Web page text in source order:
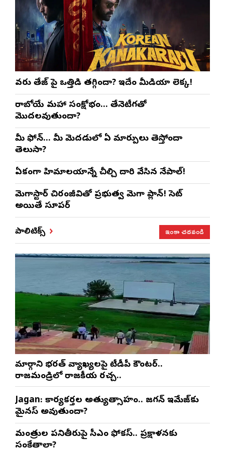
వరుణ్ తేజ్‌ పై ఒత్తిడి తగ్గిందా? ఇదేం మీడియా లెక్క!
రాబోయే మహా సంక్షోభం… తేనెటీగతో
మొదలవుతుందా?
మీ ఫోన్… మీ మెదడులో ఏ మార్పులు తెస్తోందా
తెలుసా?
ఏకంగా హిమాలయాన్నే చీల్చి దారి వేసిన నేపాల్!
మెగాస్టార్ చిరంజీవితో ప్రభుత్వ మెగా ప్లాన్! సెట్
అయితే సూపర్
పాలిటిక్స్ ఇంకా చదవండి
మార్గాని భరత్ వ్యాఖ్యలపై టీడీపీ కౌంటర్..
రాజమండ్రిలో రాజకీయ రచ్చ..
Jagan: కార్యకర్తల అత్యుత్సాహం.. జగన్ ఇమేజ్‌కు
మైనస్ అవుతుందా?
మంత్రుల పనితీరుపై సీఎం ఫోకస్.. ప్రక్షాళనకు
సంకేతాలా?